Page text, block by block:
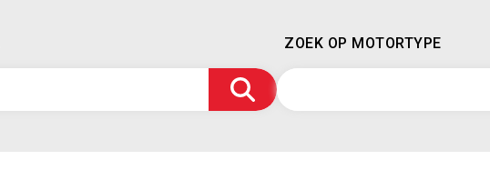
ZOEK OP MOTORTYPE